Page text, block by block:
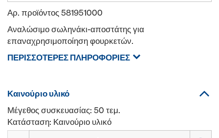
Αρ. προϊόντος581951000
Αναλώσιμο σωληνάκι-αποστάτης για
επαναχρησιμοποίηση φουρκετών.
ΠΕΡΙΣΣΌΤΕΡΕΣ ΠΛΗΡΟΦΟΡΊΕΣ
Καινούριο υλικό
Μέγεθος συσκευασίας: 50 τεμ.
Κατάσταση: Καινούριο υλικό